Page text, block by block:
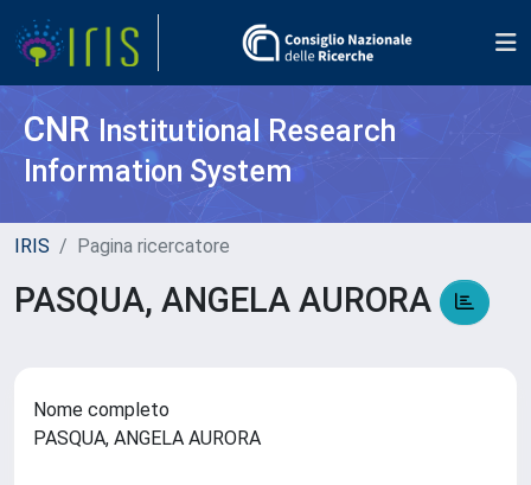
CNR Institutional Research
Information System
IRIS Pagina ricercatore
PASQUA, ANGELA AURORA
Nome completo
PASQUA, ANGELA AURORA